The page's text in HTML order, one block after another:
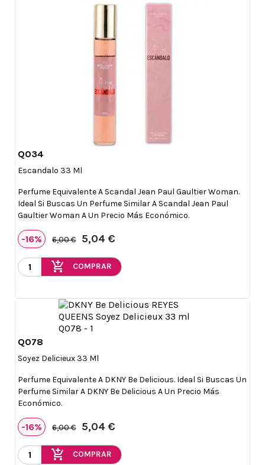
Q034
Escandalo 33 Ml
Perfume Equivalente A Scandal Jean Paul Gaultier Woman.
Ideal Si Buscas Un Perfume Similar A Scandal Jean Paul
Gaultier Woman A Un Precio Más Económico.
-16% 6,00 € 5,04 €
add_shopping_cart COMPRAR
Q078
Soyez Delicieux 33 Ml
Perfume Equivalente A DKNY Be Delicious. Ideal Si Buscas Un
Perfume Similar A DKNY Be Delicious A Un Precio Más
Económico.
-16% 6,00 € 5,04 €
add_shopping_cart COMPRAR